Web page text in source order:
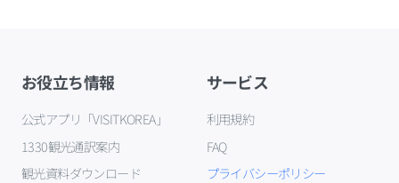
お役立ち情報
公式アプリ「VISITKOREA」
1330観光通訳案内
観光資料ダウンロード
サービス
利用規約
FAQ
プライバシーポリシー